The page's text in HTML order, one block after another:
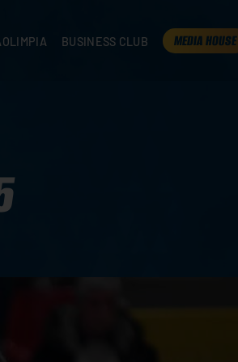
BUSINESS CLUB MEDIA HOUSE